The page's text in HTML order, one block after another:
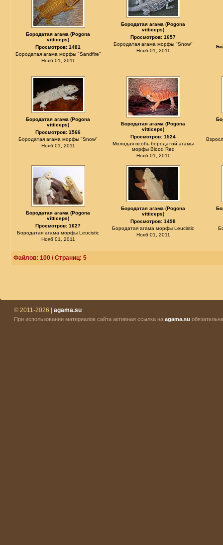
Бородатая агама (Pogona
vitticeps)
Просмотров: 1481
Бородатая агама морфы "Sandfire"
Нояб 01, 2011
Бородатая агама (Pogona
vitticeps)
Просмотров: 1657
Бородатая агама морфы "Snow"
Нояб 01, 2011
Бородатая агама (Pogona
vitticeps)
Просмотров: 1566
Бородатая агама морфы "Snow"
Нояб 01, 2011
Бородатая агама (Pogona
vitticeps)
Просмотров: 1524
Молодая особь бородатой агамы
морфы Blood Red
Нояб 01, 2011
Бородатая агама (Pogona
vitticeps)
Просмотров: 1627
Бородатая агама морфы Leucistic
Нояб 01, 2011
Бородатая агама (Pogona
vitticeps)
Просмотров: 1498
Бородатая агама морфы Leucistic
Нояб 01, 2011
Файлов: 100 / Страниц: 5
© 2011-2026 | agama.su
При использовании материалов сайта активная ссылка на agama.su